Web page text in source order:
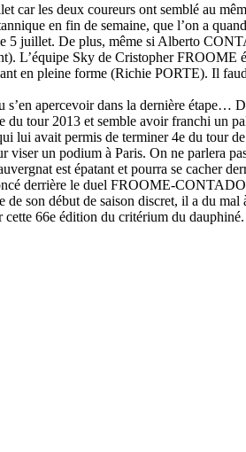
les deux coureurs ont semblé au
en fin de semaine, que l’on a
5 juillet. De plus, même si Alberto
Sky de Cristopher FROOME
en pleine forme (Richie PORTE). Il
apercevoir dans la dernière
tour 2013 et semble avoir franchi un
lui avait permis de terminer 4e du
viser un podium à Paris. On ne parlera
est épatant et pourra se cacher
derrière le duel FROOME-
son début de saison discret, il a du mal
66e édition du critérium du